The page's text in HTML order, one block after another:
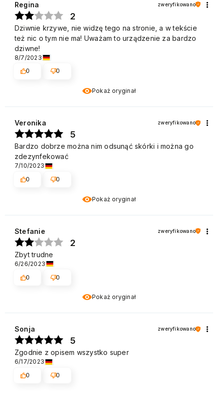
Pokaż oryginał
Regina zweryfikowano
2
Dziwnie krzywe, nie widzę tego na stronie, a w tekście
też nic o tym nie ma! Uważam to urządzenie za bardzo
dziwne!
8/7/2023
0
0
Pokaż oryginał
Veronika zweryfikowano
5
Bardzo dobrze można nim odsunąć skórki i można go
zdezynfekować
7/10/2023
0
0
Pokaż oryginał
Stefanie zweryfikowano
2
Zbyt trudne
6/26/2023
0
0
Sonja zweryfikowano
5
Zgodnie z opisem wszystko super
6/17/2023
0
0